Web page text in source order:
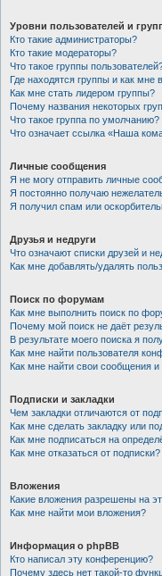
Уровни пользователей и
Кто такие администраторы?
Кто такие модераторы?
Что такое группы
Где находятся группы и как мне
Как мне стать лидером группы?
Почему названия некоторых
Что такое группа по умолчанию?
Что означает ссылка «Наша
Личные сообщения
Я не могу отправить личные
Я постоянно получаю
Я получил спам или
Друзья и недруги
Что означают списки друзей и
Как мне добавлять/удалять
Поиск по форумам
Как мне выполнить поиск по
Почему мой поиск не даёт
В результате моего поиска я
Как мне найти пользователя
Как мне найти свои сообщения
Подписки и закладки
Чем закладки отличаются от
Как мне сделать закладку или
Как мне подписаться на
Как мне отказаться от подписки?
Вложения
Какие вложения разрешены на
Как мне найти мои вложения?
Информация о phpBB
Кто написал эту конференцию?
Почему здесь нет такой-то